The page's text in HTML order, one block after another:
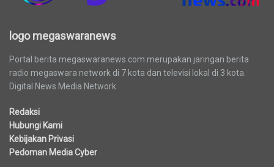
logo megaswaranews
Portal berita megaswaranews.com merupakan jaringan berita
radio megaswara network di 7 kota dan televisi lokal di 3 kota.
Digital News Media Network
Redaksi
Hubungi Kami
Kebijakan Privasi
Pedoman Media Cyber